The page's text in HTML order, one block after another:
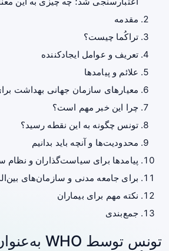
مقدمه
تراکُما چیست؟
تعریف و عوامل ایجادکننده
علائم و پیامدها
معیارهای سازمان جهانی بهداشت
چرا این خبر مهم است؟
تونس چگونه به این نقطه رسید؟
محدودیت‌ها و آنچه باید بدانیم
پیامدها برای سیاست‌گذاران و نظام
برای جامعه مدنی و سازمان‌های
نکته مهم برای بیماران
جمع‌بندی
تونس توسط WHO به‌عنوان کشوری که